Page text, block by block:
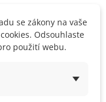
se zákony na vaše
Odsouhlaste
použití webu.